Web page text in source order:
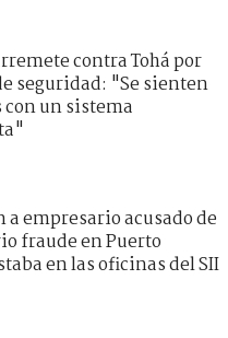
contra Tohá por
seguridad: "Se sienten
con un sistema
a empresario acusado de
fraude en Puerto
en las oficinas del SII